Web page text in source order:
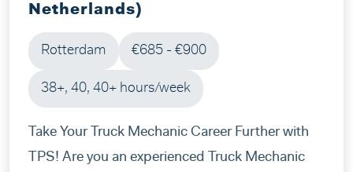
Netherlands)
Rotterdam €685 - €900
38+, 40, 40+ hours/week
Take Your Truck Mechanic Career Further with
TPS! Are you an experienced Truck Mechanic